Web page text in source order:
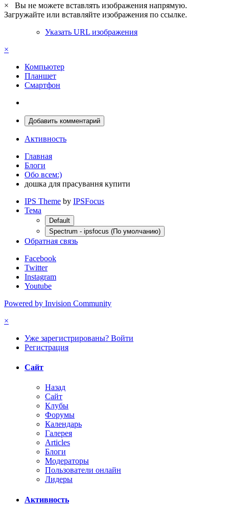
×
Вы не можете вставлять изображения напрямую.
Загружайте или вставляйте изображения по ссылке.
Указать URL изображения
×
Компьютер
Планшет
Смартфон
Добавить комментарий
Активность
Главная
Блоги
Обо всем:)
дошка для прасування купити
IPS Theme by IPSFocus
Тема
Default
Spectrum - ipsfocus (По умолчанию)
Обратная связь
Facebook
Twitter
Instagram
Youtube
Powered by Invision Community
×
Уже зарегистрированы? Войти
Регистрация
Сайт
Назад
Сайт
Клубы
Форумы
Календарь
Галерея
Articles
Блоги
Модераторы
Пользователи онлайн
Лидеры
Активность